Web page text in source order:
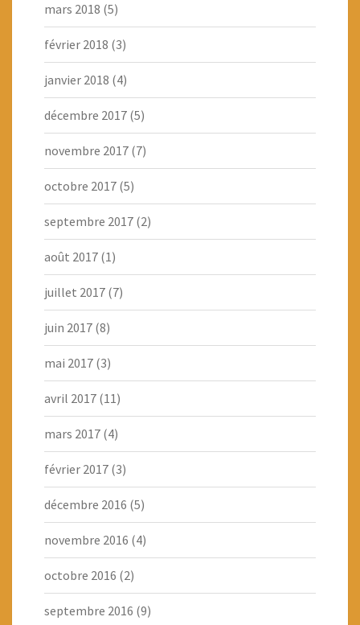
mars 2018 (5)
février 2018 (3)
janvier 2018 (4)
décembre 2017 (5)
novembre 2017 (7)
octobre 2017 (5)
septembre 2017 (2)
août 2017 (1)
juillet 2017 (7)
juin 2017 (8)
mai 2017 (3)
avril 2017 (11)
mars 2017 (4)
février 2017 (3)
décembre 2016 (5)
novembre 2016 (4)
octobre 2016 (2)
septembre 2016 (9)